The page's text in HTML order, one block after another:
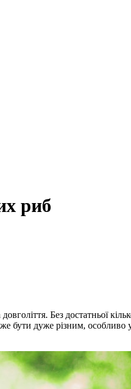
риб
Без достатньої
бути дуже різним,